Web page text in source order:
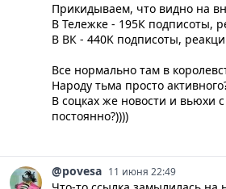
Прикидываем, что видно на
В Тележке - 195К подписоты,
В ВК - 440K подписоты,
Все нормально там в
Народу тьма просто
В соцках же новости и вьюхи
постоянно?))))
@povesa 11 июня 22:49